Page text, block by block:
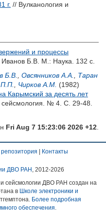
г. // Вулканология и
и процессы
Иванов Б.В. М.: Наука. 132 с.
Б.В. Овсянников А.А.
Таран
Чирков А.М. (1982)
Карымский за десять лет
сейсмология. № 4. С. 29-48.
Fri Aug 7 15:23:06 2026 +12
Контакты
ДВО РАН , 2012-2026
и сейсмологии ДВО РАН создан на
в Школе электроники и
Более подробная
обеспечения.